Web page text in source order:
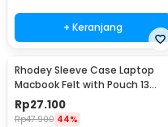
+ Keranjang
Rhodey Sleeve Case Laptop
Macbook Felt with Pouch 13
Inch - AK01
Rp27.100
Rp47.900 44%